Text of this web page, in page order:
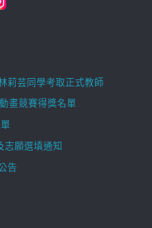
莉芸同學考取正式教師
畫競賽得獎名單
志願選填通知
告